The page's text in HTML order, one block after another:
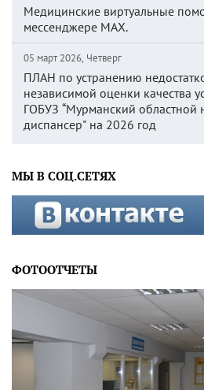
Медицинские виртуальные
мессенджере MAX.
05 март 2026, Четверг
ПЛАН по устранению
независимой оценки качества
ГОБУЗ “Мурманский областной
диспансер" на 2026 год
МЫ В СОЦ.СЕТЯХ
ФОТООТЧЕТЫ